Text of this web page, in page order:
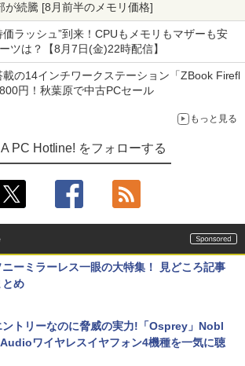
が続騰 [8月前半のメモリ価格]
価ラッシュ”到来！CPUもメモリもマザーも安
ツは？【8月7日(金)22時配信】
の14インチワークステーション「ZBook Firefl
円！秋葉原で中古PCセール
もっと見る
PC Hotline! をフォローする
ニーミラーレス一眼の大特集！ 見どころ記事
とめ
ントリーなのに脅威の実力!「Osprey」Nobl
ワイヤレスイヤフォン4機種を一気に聴